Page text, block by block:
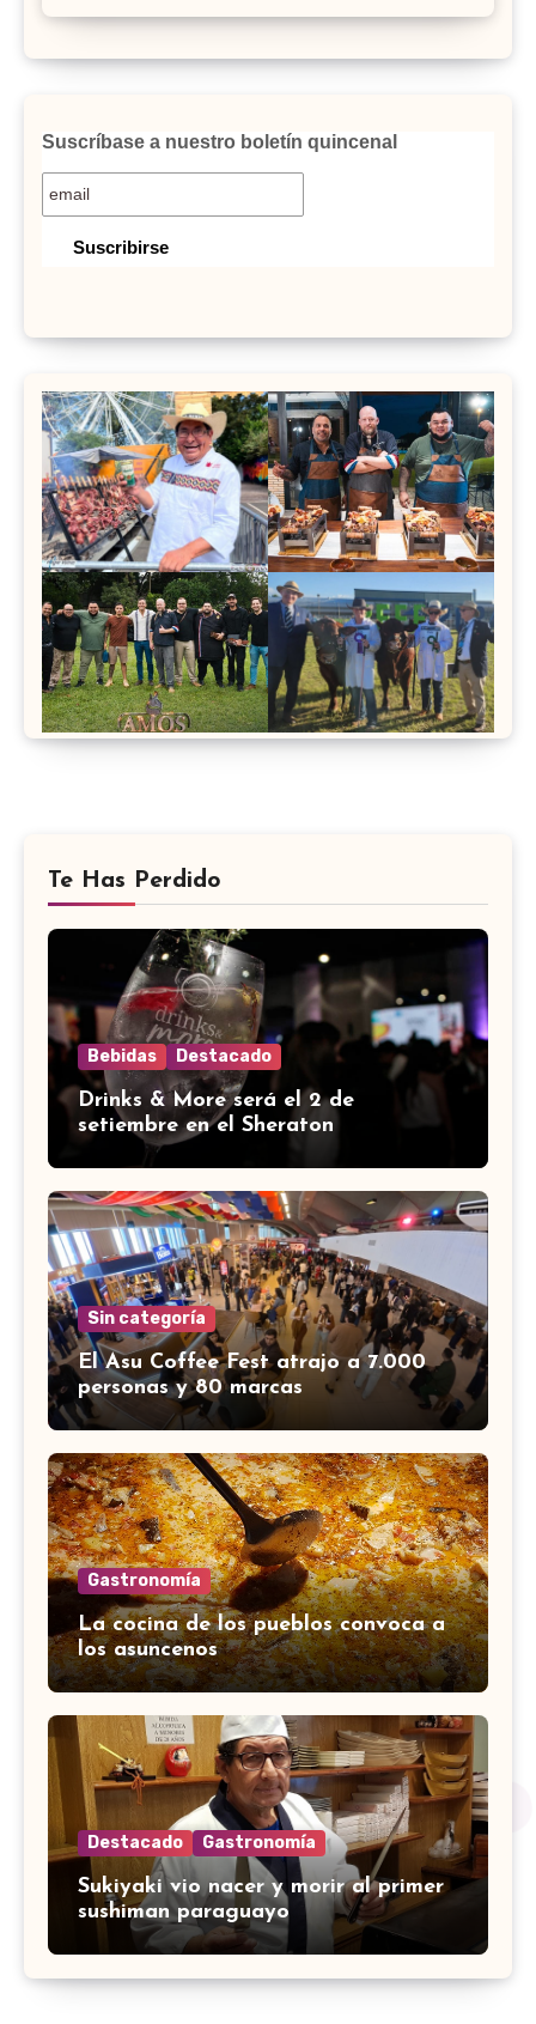
Suscríbase a nuestro boletín quincenal
Te Has Perdido
Bebidas Destacado
Drinks & More será el 2 de
setiembre en el Sheraton
Sin categoría
El Asu Coffee Fest atrajo a 7.000
personas y 80 marcas
Gastronomía
La cocina de los pueblos convoca a
los asuncenos
Destacado Gastronomía
Sukiyaki vio nacer y morir al primer
sushiman paraguayo